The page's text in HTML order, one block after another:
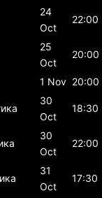
24
Oct
22:00
25
Oct
20:00
1 Nov 20:00
30
Oct
18:30
30
Oct
22:00
31
Oct
17:30